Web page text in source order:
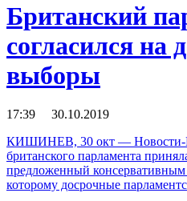
Британский
согласился на
выборы
17:39 30.10.2019
КИШИНЕВ, 30 окт — Новости-
британского парламента
предложенный консервативным
которому досрочные